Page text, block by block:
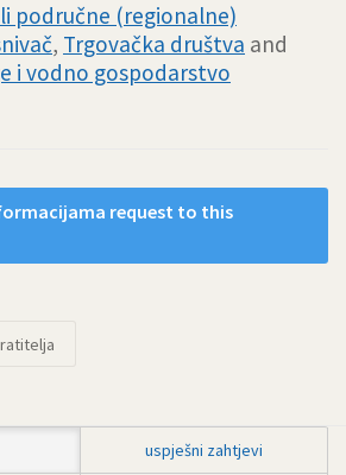
područne (regionalne)
, Trgovačka društva and
i vodno gospodarstvo
request to this
uspješni zahtjevi